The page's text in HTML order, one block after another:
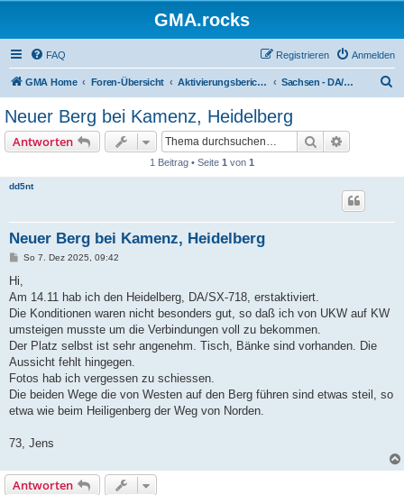
GMA.rocks
FAQ Anmelden
Registrieren
GMA Home Foren-Übersicht Aktivierungsberichte / Activity Reports Sachsen - DA/SX oder DM/SX
Neuer Berg bei Kamenz, Heidelberg
Antworten Suche
1 Beitrag • Seite 1 von 1
dd5nt
Neuer Berg bei Kamenz, Heidelberg
B
t
r
a
So 7. Dez 2025, 09:42
Hi,
Am 14.11 hab ich den Heidelberg, DA/SX-718, erstaktiviert.
Die Konditionen waren nicht besonders gut, so daß ich von UKW auf KW
umsteigen musste um die Verbindungen voll zu bekommen.
Der Platz selbst ist sehr angenehm. Tisch, Bänke sind vorhanden. Die
Aussicht fehlt hingegen.
Fotos hab ich vergessen zu schiessen.
Die beiden Wege die von Westen auf den Berg führen sind etwas steil, so
etwa wie beim Heiligenberg der Weg von Norden.
73, Jens
Antworten